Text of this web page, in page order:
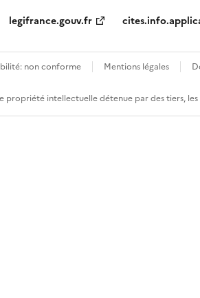
legifrance.gouv.fr
non conforme Mentions légales
propriété intellectuelle détenue par des tiers,